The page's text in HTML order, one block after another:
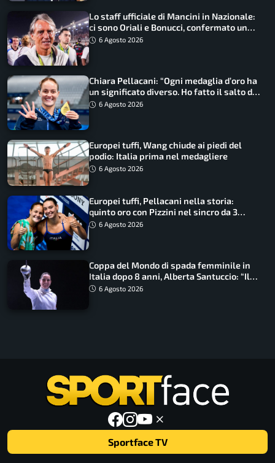
Lo staff ufficiale di Mancini in Nazionale:
ci sono Oriali e Bonucci, confermato un
ritorno
6 Agosto 2026
Chiara Pellacani: “Ogni medaglia d’oro ha
un significato diverso. Ho fatto il salto di
qualità”
6 Agosto 2026
Europei tuffi, Wang chiude ai piedi del
podio: Italia prima nel medagliere
6 Agosto 2026
Europei tuffi, Pellacani nella storia:
quinto oro con Pizzini nel sincro da 3
metri
6 Agosto 2026
Coppa del Mondo di spada femminile in
Italia dopo 8 anni, Alberta Santuccio: “Il
lavoro dà sempre i suoi frutti”
6 Agosto 2026
Sportface TV